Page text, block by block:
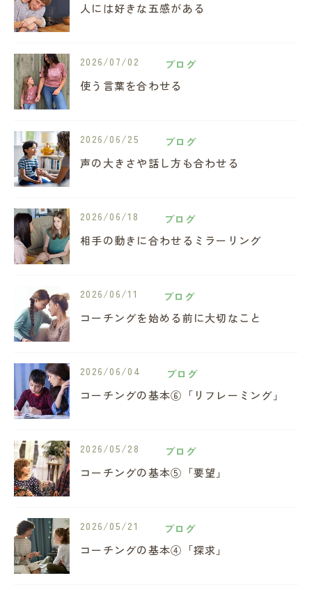
人には好きな五感がある
2026/07/02 ブログ
使う言葉を合わせる
2026/06/25 ブログ
声の大きさや話し方も合わせる
2026/06/18 ブログ
相手の動きに合わせるミラーリング
2026/06/11 ブログ
コーチングを始める前に大切なこと
2026/06/04 ブログ
コーチングの基本⑥「リフレーミング」
2026/05/28 ブログ
コーチングの基本⑤「要望」
2026/05/21 ブログ
コーチングの基本④「探求」